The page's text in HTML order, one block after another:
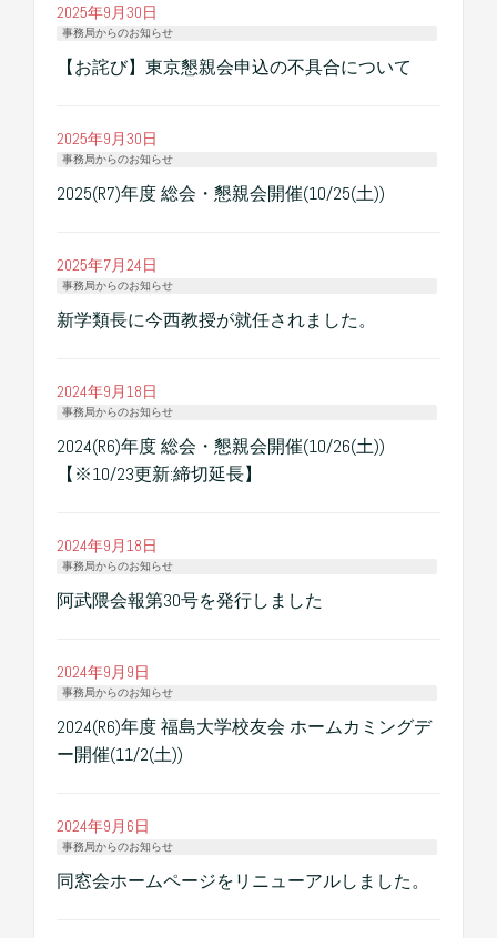
2025年9月30日
事務局からのお知らせ
【お詫び】東京懇親会申込の不具合について
2025年9月30日
事務局からのお知らせ
2025(R7)年度 総会・懇親会開催(10/25(土))
2025年7月24日
事務局からのお知らせ
新学類長に今西教授が就任されました。
2024年9月18日
事務局からのお知らせ
2024(R6)年度 総会・懇親会開催(10/26(土))
【※10/23更新:締切延長】
2024年9月18日
事務局からのお知らせ
阿武隈会報第30号を発行しました
2024年9月9日
事務局からのお知らせ
2024(R6)年度 福島大学校友会 ホームカミングデ
ー開催(11/2(土))
2024年9月6日
事務局からのお知らせ
同窓会ホームページをリニューアルしました。